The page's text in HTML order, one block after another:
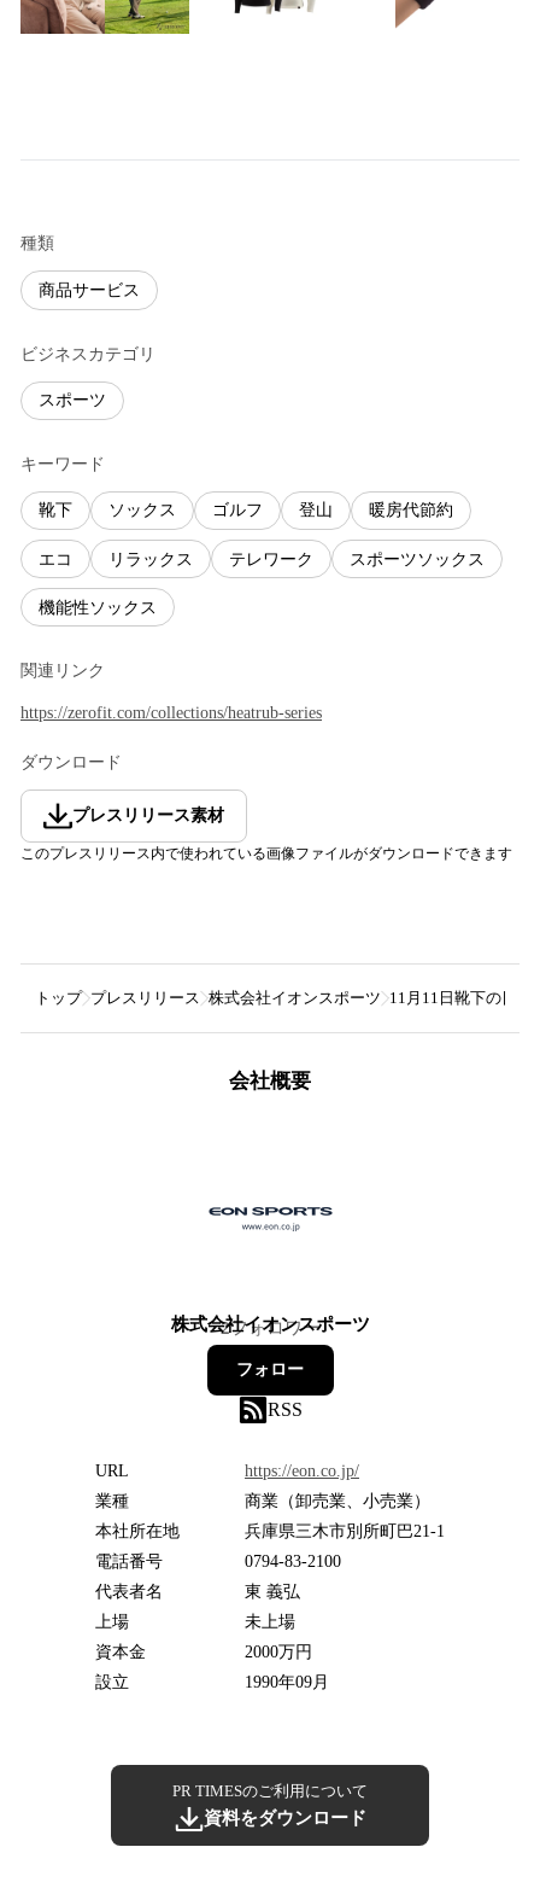
種類
商品サービス
ビジネスカテゴリ
スポーツ
キーワード
靴下 ソックス ゴルフ 登山 暖房代節約
エコ リラックス テレワーク スポーツソックス
機能性ソックス
関連リンク
https://zerofit.com/collections/heatrub-series
ダウンロード
プレスリリース素材
このプレスリリース内で使われている画像ファイルがダウンロードできます
トップ プレスリリース 株式会社イオンスポーツ 11月11日靴下の日
会社概要
株式会社イオンスポーツ
2フォロワー
フォロー
RSS
URL
https://eon.co.jp/
業種
商業（卸売業、小売業）
本社所在地
兵庫県三木市別所町巴21-1
電話番号
0794-83-2100
代表者名
東 義弘
上場
未上場
資本金
2000万円
設立
1990年09月
PR TIMESのご利用について
資料をダウンロード